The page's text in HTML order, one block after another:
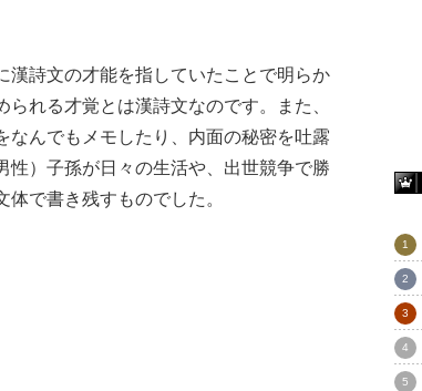
詩文の才能を指していたことで明らか
れる才覚とは漢詩文なのです。また、
なんでもメモしたり、内面の秘密を吐露
）子孫が日々の生活や、出世競争で勝
で書き残すものでした。